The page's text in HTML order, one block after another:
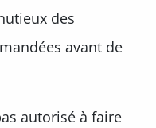
des
avant de
autorisé à faire